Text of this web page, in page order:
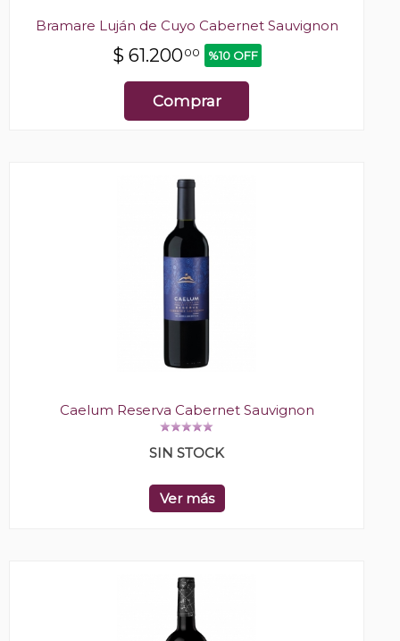
Bramare Luján de Cuyo Cabernet Sauvignon
$ 61.20000 %10 OFF
Comprar
Caelum Reserva Cabernet Sauvignon
SIN STOCK
Ver más